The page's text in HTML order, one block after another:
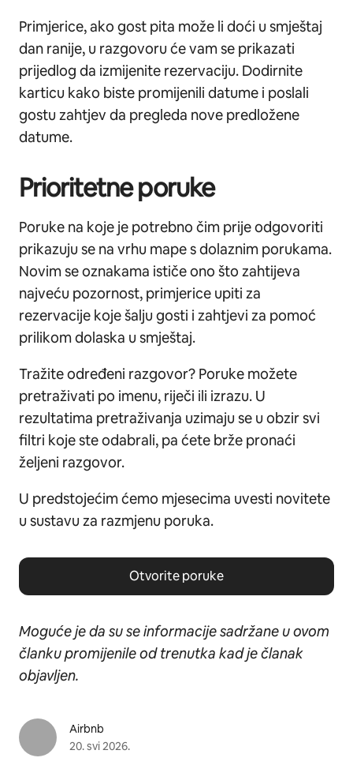
Primjerice, ako gost pita može li doći u smještaj
dan ranije, u razgovoru će vam se prikazati
prijedlog da izmijenite rezervaciju. Dodirnite
karticu kako biste promijenili datume i poslali
gostu zahtjev da pregleda nove predložene
datume.
Prioritetne poruke
Poruke na koje je potrebno čim prije odgovoriti
prikazuju se na vrhu mape s dolaznim porukama.
Novim se oznakama ističe ono što zahtijeva
najveću pozornost, primjerice upiti za
rezervacije koje šalju gosti i zahtjevi za pomoć
prilikom dolaska u smještaj.
Tražite određeni razgovor? Poruke možete
pretraživati po imenu, riječi ili izrazu. U
rezultatima pretraživanja uzimaju se u obzir svi
filtri koje ste odabrali, pa ćete brže pronaći
željeni razgovor.
U predstojećim ćemo mjesecima uvesti novitete
u sustavu za razmjenu poruka.
Otvorite poruke
Moguće je da su se informacije sadržane u ovom
članku promijenile od trenutka kad je članak
objavljen.
Airbnb
20. svi 2026.